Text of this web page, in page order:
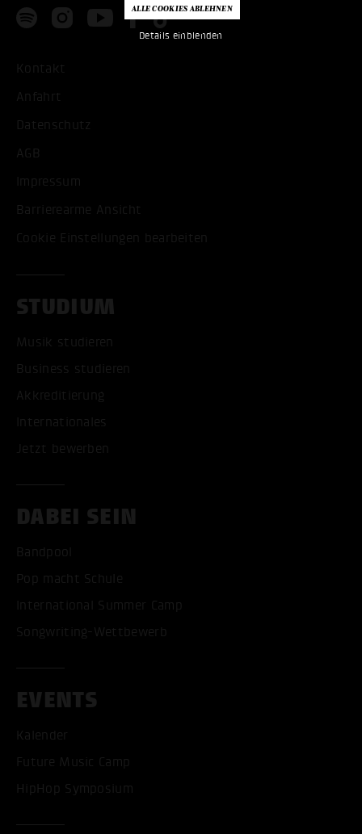
Details einblenden
Kontakt
Anfahrt
Datenschutz
AGB
Impressum
Barrierearme Ansicht
Cookie Einstellungen bearbeiten
STUDIUM
Musik studieren
Business studieren
Akkreditierung
Internationales
Jetzt bewerben
DABEI SEIN
Bandpool
Pop macht Schule
International Summer Camp
Songwriting-Wettbewerb
EVENTS
Kalender
Future Music Camp
HipHop Symposium